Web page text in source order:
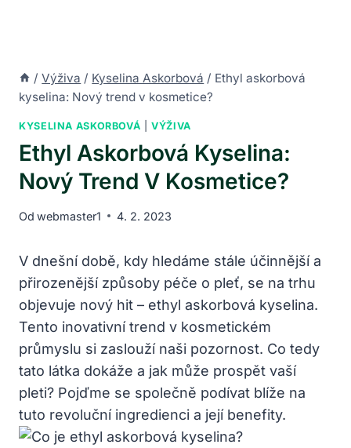
/ Výživa / Kyselina Askorbová / Ethyl askorbová
kyselina: Nový trend v kosmetice?
KYSELINA ASKORBOVÁ |VÝŽIVA
Ethyl Askorbová Kyselina:
Nový Trend V Kosmetice?
Od webmaster1 4. 2. 2023
V dnešní době, kdy hledáme stále účinnější a
přirozenější způsoby péče o pleť, se na trhu
objevuje nový hit – ethyl askorbová kyselina.
Tento inovativní trend v kosmetickém
průmyslu si zaslouží naši pozornost. Co tedy
tato látka dokáže a jak může prospět vaší
pleti? Pojďme se společně podívat blíže na
tuto revoluční ingredienci a její benefity.